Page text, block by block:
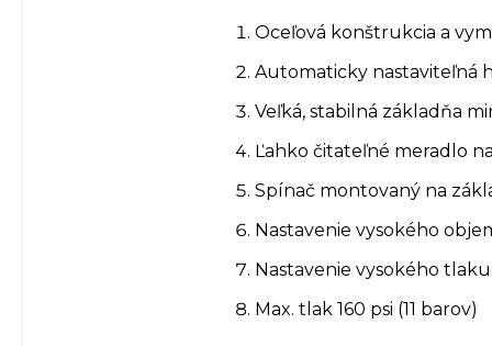
Oceľová konštrukcia a
Automaticky nastaviteľná
Veľká, stabilná základňa
Ľahko čitateľné meradlo
Spínač montovaný na
Nastavenie vysokého
Nastavenie vysokého
Max. tlak 160 psi (11 barov)